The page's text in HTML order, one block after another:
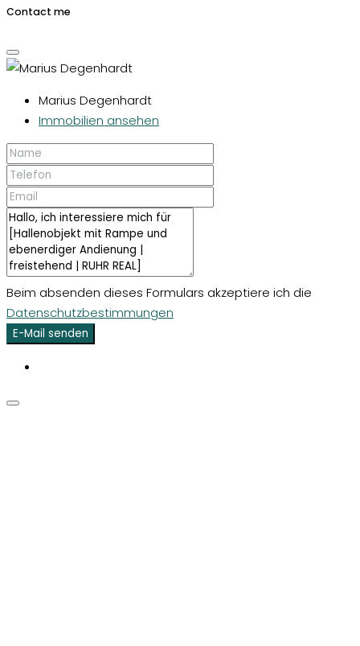
Contact me
Marius Degenhardt
Immobilien ansehen
Beim absenden dieses Formulars akzeptiere ich die
Datenschutzbestimmungen
E-Mail senden